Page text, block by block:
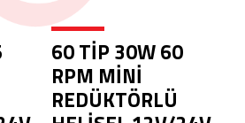
60 TİP 30W 60
RPM MİNİ
REDÜKTÖRLÜ